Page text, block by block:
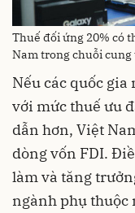
Thuế đối ứng 20% có
Nam trong chuỗi cung
Nếu các quốc
với mức thuế ưu
dẫn hơn, Việt
dòng vốn FDI.
làm và tăng
ngành phụ thuộc